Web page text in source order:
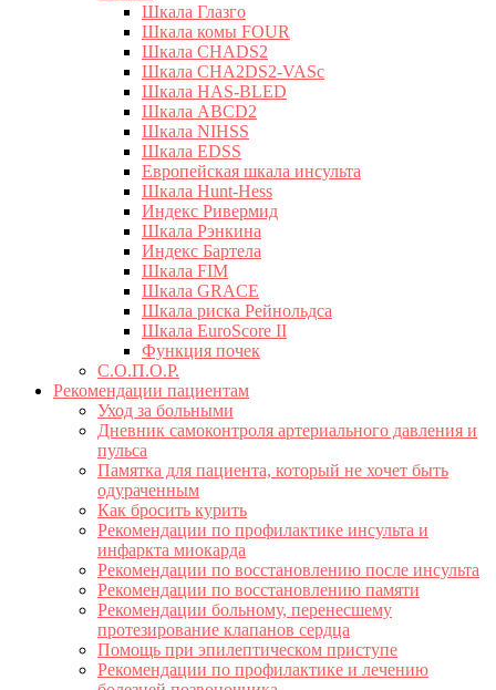
Шкала Глазго
Шкала комы FOUR
Шкала CHADS2
Шкала CHA2DS2-VASc
Шкала HAS-BLED
Шкала ABCD2
Шкала NIHSS
Шкала EDSS
Европейская шкала инсульта
Шкала Hunt-Hess
Индекс Ривермид
Шкала Рэнкина
Индекс Бартела
Шкала FIM
Шкала GRACE
Шкала риска Рейнольдса
Шкала EuroScore II
Функция почек
С.О.П.О.Р.
Рекомендации пациентам
Уход за больными
Дневник самоконтроля артериального давления и
пульса
Памятка для пациента, который не хочет быть
одураченным
Как бросить курить
Рекомендации по профилактике инсульта и
инфаркта миокарда
Рекомендации по восстановлению после инсульта
Рекомендации по восстановлению памяти
Рекомендации больному, перенесшему
протезирование клапанов сердца
Помощь при эпилептическом приступе
Рекомендации по профилактике и лечению